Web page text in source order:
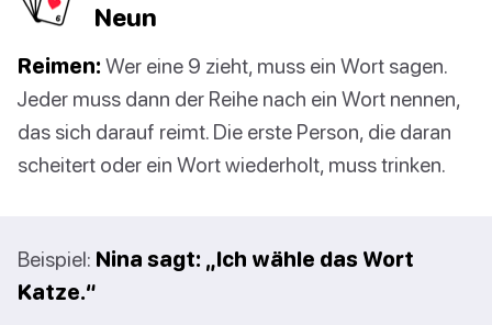
Neun
Reimen: Wer eine 9 zieht, muss ein Wort sagen.
Jeder muss dann der Reihe nach ein Wort nennen,
das sich darauf reimt. Die erste Person, die daran
scheitert oder ein Wort wiederholt, muss trinken.
Beispiel: Nina sagt: „Ich wähle das Wort
Katze.“